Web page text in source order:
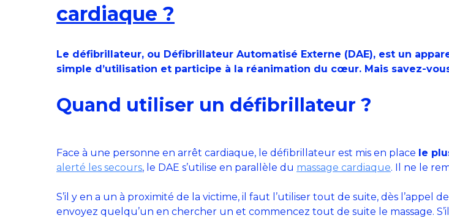
cardiaque ?
Le défibrillateur, ou Défibrillateur Automatisé Externe (DAE), est un
simple d’utilisation et participe à la réanimation du cœur. Mais savez-
Quand utiliser un défibrillateur ?
Face à une personne en arrêt cardiaque, le défibrillateur est mis en place le
alerté les secours, le DAE s’utilise en parallèle du massage cardiaque. Il ne le
S’il y en a un à proximité de la victime, il faut l’utiliser tout de suite, dès l’appel
envoyez quelqu’un en chercher un et commencez tout de suite le massage.